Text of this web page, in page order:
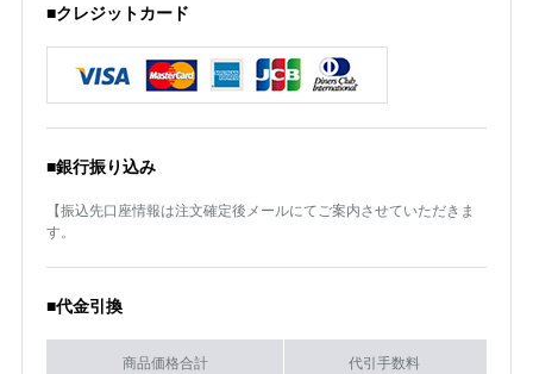
■クレジットカード
■銀行振り込み
【振込先口座情報は注文確定後メールにてご案内させていただきま
す。
■代金引換
商品価格合計 代引手数料